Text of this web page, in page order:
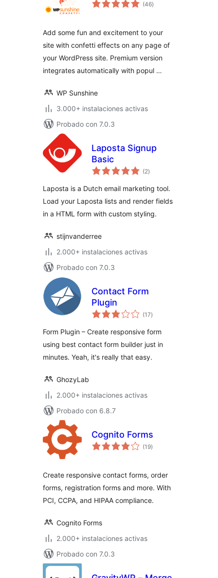
(46en
)
Add some fun and excitement to your
site with confetti effects on any page of
your WordPress site. Premium version
integrates automatically with popul …
WP Sunshine
3.000+ instalaciones activas
Probado con 7.0.3
Laposta Signup
Basic
(2valoraciones
en
)
Laposta is a Dutch email marketing tool.
Load your Laposta lists and render fields
in a HTML form with custom styling.
stijnvanderree
2.000+ instalaciones activas
Probado con 7.0.3
Contact Form
Plugin
(17valoraciones
en
)
Form Plugin – Create responsive form
using best contact form builder just in
minutes. Yeah, it's really that easy.
GhozyLab
2.000+ instalaciones activas
Probado con 6.8.7
Cognito Forms
(19valoraciones
en
)
Create responsive contact forms, order
forms, registration forms and more. With
PCI, CCPA, and HIPAA compliance.
Cognito Forms
2.000+ instalaciones activas
Probado con 7.0.3